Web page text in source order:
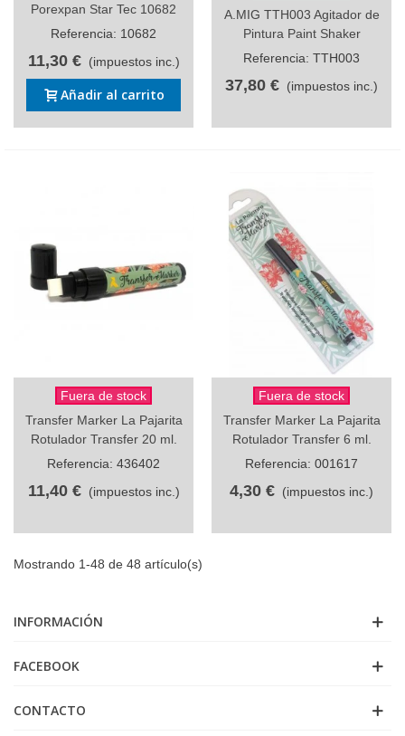
Porexpan Star Tec 10682
Referencia: 10682
11,30 € (impuestos inc.)
Añadir al carrito
A.MIG TTH003 Agitador de
Pintura Paint Shaker
Referencia: TTH003
37,80 € (impuestos inc.)
Fuera de stock
Transfer Marker La Pajarita
Rotulador Transfer 20 ml.
Referencia: 436402
11,40 € (impuestos inc.)
Fuera de stock
Transfer Marker La Pajarita
Rotulador Transfer 6 ml.
Referencia: 001617
4,30 € (impuestos inc.)
Mostrando 1-48 de 48 artículo(s)
INFORMACIÓN
FACEBOOK
CONTACTO